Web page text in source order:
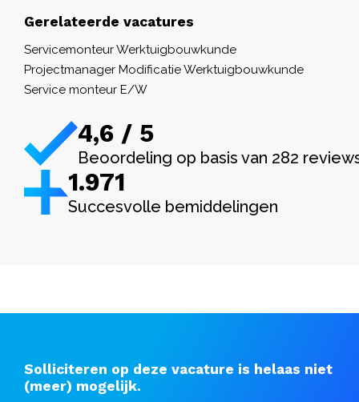
Gerelateerde vacatures
Servicemonteur Werktuigbouwkunde
Projectmanager Modificatie Werktuigbouwkunde
Service monteur E/W
4,6 / 5
Beoordeling op basis van 282
1.982
Succesvolle bemiddelingen
Solliciteren op deze vacature is helaas niet
(meer) mogelijk.